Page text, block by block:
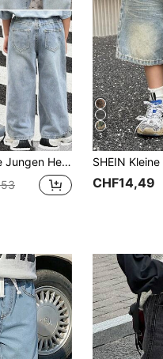
Passform, Buchstaben- und Graffiti-Muster, Neuprodukte, und Streetwear, Halloween
5
CHF14,49